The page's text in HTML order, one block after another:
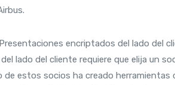
lado del cliente requiere que elija un
de estos socios ha creado